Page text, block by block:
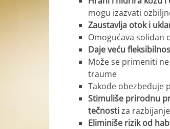
mogu izazvati
Zaustavlja otok i
Omogućava solidan
Daje veću
Može se primeniti
traume
Takođe obezbeđuje
Stimuliše prirodnu
tečnostiza
Eliminiše rizik od